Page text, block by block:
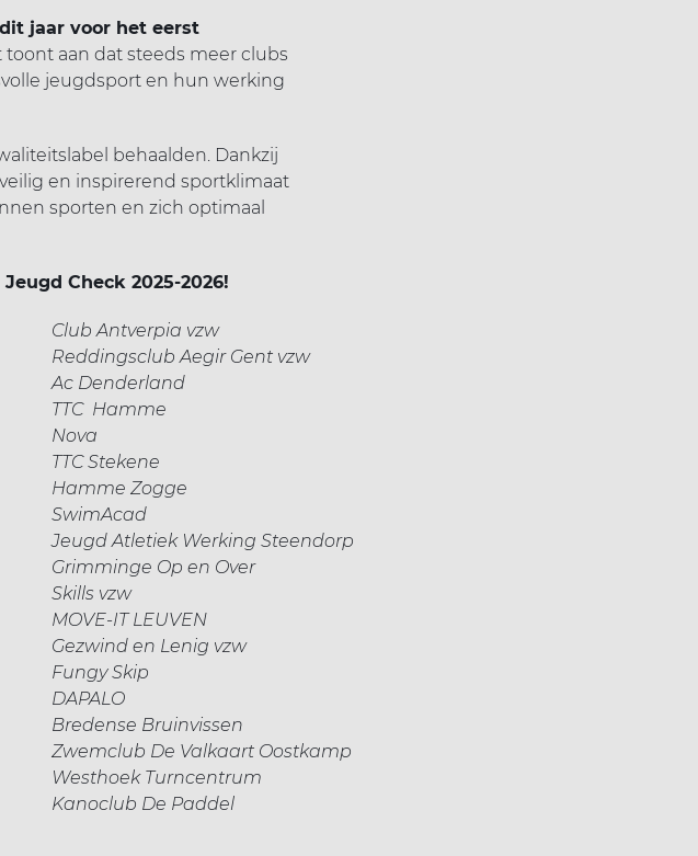
dit jaar voor het eerst
toont aan dat steeds meer clubs
jeugdsport en hun werking
behaalden. Dankzij
en inspirerend sportklimaat
sporten en zich optimaal
Check 2025-2026!
Club Antverpia vzw
Reddingsclub Aegir Gent vzw
Ac Denderland
TTC Hamme
Nova
TTC Stekene
Hamme Zogge
SwimAcad
Jeugd Atletiek Werking Steendorp
Grimminge Op en Over
Skills vzw
MOVE-IT LEUVEN
Gezwind en Lenig vzw
Fungy Skip
DAPALO
Bredense Bruinvissen
Zwemclub De Valkaart Oostkamp
Westhoek Turncentrum
Kanoclub De Paddel